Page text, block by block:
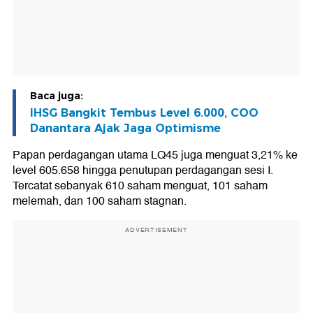
Baca juga:
IHSG Bangkit Tembus Level 6.000, COO
Danantara Ajak Jaga Optimisme
Papan perdagangan utama LQ45 juga menguat 3,21% ke
level 605.658 hingga penutupan perdagangan sesi I.
Tercatat sebanyak 610 saham menguat, 101 saham
melemah, dan 100 saham stagnan.
ADVERTISEMENT